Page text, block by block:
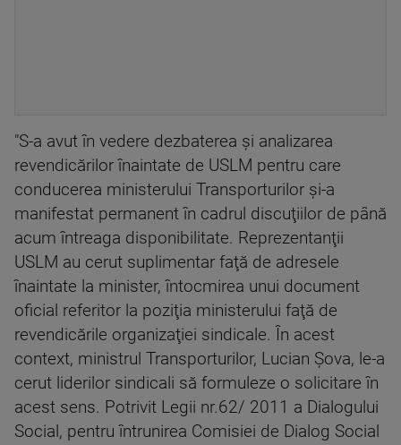
"S-a avut în vedere dezbaterea şi analizarea
revendicărilor înaintate de USLM pentru care
conducerea ministerului Transporturilor şi-a
manifestat permanent în cadrul discuţiilor de până
acum întreaga disponibilitate. Reprezentanţii
USLM au cerut suplimentar faţă de adresele
înaintate la minister, întocmirea unui document
oficial referitor la poziţia ministerului faţă de
revendicările organizaţiei sindicale. În acest
context, ministrul Transporturilor, Lucian Şova, le-a
cerut liderilor sindicali să formuleze o solicitare în
acest sens. Potrivit Legii nr.62/ 2011 a Dialogului
Social, pentru întrunirea Comisiei de Dialog Social